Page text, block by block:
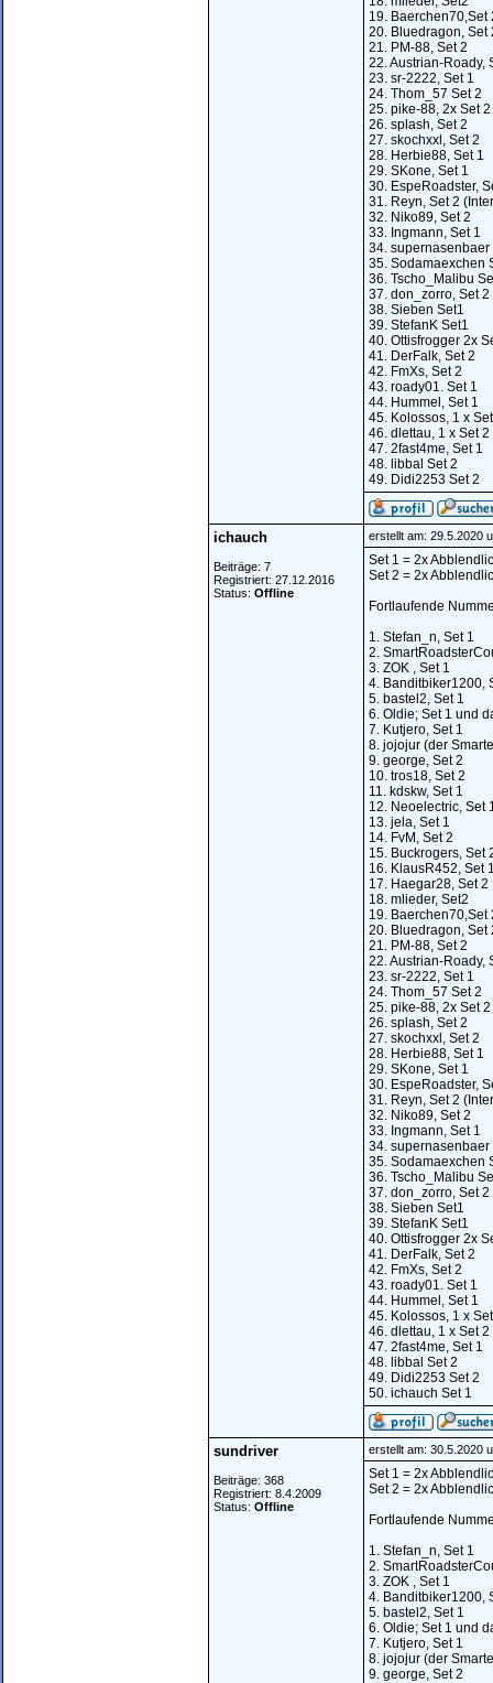
19. Baerchen70,Set
20. Bluedragon, Set
21. PM-88, Set 2
22. Austrian-Roady,
23. sr-2222, Set 1
24. Thom_57 Set 2
25. pike-88, 2x Set 2
26. splash, Set 2
27. skochxxl, Set 2
28. Herbie88, Set 1
29. SKone, Set 1
30. EspeRoadster,
31. Reyn, Set 2
32. Niko89, Set 2
33. Ingmann, Set 1
34. supernasenbaer
35. Sodamaexchen
36. Tscho_Malibu
37. don_zorro, Set 2
38. Sieben Set1
39. StefanK Set1
40. Ottisfrogger 2x
41. DerFalk, Set 2
42. FmXs, Set 2
43. roady01. Set 1
44. Hummel, Set 1
45. Kolossos, 1 x
46. dlettau, 1 x Set 2
47. 2fast4me, Set 1
48. libbal Set 2
49. Didi2253 Set 2
ichauch
Beiträge: 7
Registriert: 27.12.2016
Status: Offline
erstellt am: 29.5.2020
Set 1 = 2x
Set 2 = 2x
Fortlaufende
1. Stefan_n, Set 1
2.
3. ZOK , Set 1
4. Banditbiker1200,
5. bastel2, Set 1
6. Oldie; Set 1 und
7. Kutjero, Set 1
8. jojojur (der
9. george, Set 2
10. tros18, Set 2
11. kdskw, Set 1
12. Neoelectric, Set
13. jela, Set 1
14. FvM, Set 2
15. Buckrogers, Set
16. KlausR452, Set
17. Haegar28, Set 2
18. mlieder, Set2
19. Baerchen70,Set
20. Bluedragon, Set
21. PM-88, Set 2
22. Austrian-Roady,
23. sr-2222, Set 1
24. Thom_57 Set 2
25. pike-88, 2x Set 2
26. splash, Set 2
27. skochxxl, Set 2
28. Herbie88, Set 1
29. SKone, Set 1
30. EspeRoadster,
31. Reyn, Set 2
32. Niko89, Set 2
33. Ingmann, Set 1
34. supernasenbaer
35. Sodamaexchen
36. Tscho_Malibu
37. don_zorro, Set 2
38. Sieben Set1
39. StefanK Set1
40. Ottisfrogger 2x
41. DerFalk, Set 2
42. FmXs, Set 2
43. roady01. Set 1
44. Hummel, Set 1
45. Kolossos, 1 x
46. dlettau, 1 x Set 2
47. 2fast4me, Set 1
48. libbal Set 2
49. Didi2253 Set 2
50. ichauch Set 1
sundriver
Beiträge: 368
Registriert: 8.4.2009
Status: Offline
erstellt am: 30.5.2020
Set 1 = 2x
Set 2 = 2x
Fortlaufende
1. Stefan_n, Set 1
2.
3. ZOK , Set 1
4. Banditbiker1200,
5. bastel2, Set 1
6. Oldie; Set 1 und
7. Kutjero, Set 1
8. jojojur (der
9. george, Set 2